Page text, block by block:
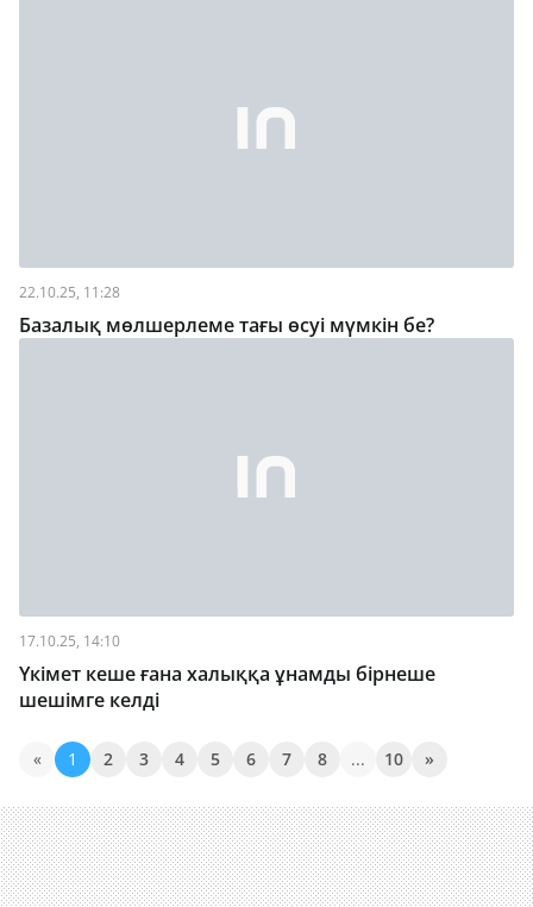
22.10.25, 11:28
Базалық мөлшерлеме тағы өсуі мүмкін бе?
17.10.25, 14:10
Үкімет кеше ғана халыққа ұнамды бірнеше
шешімге келді
« 1 2 3 4 5 6 7 8 ... 10 »